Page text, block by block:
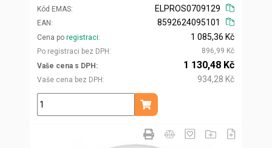
Kód EMAS
EAN
ELPROS0709129
8592624095101
Cena po registraci
Po registraci bez DPH
1 085,36 Kč
896,99 Kč
Vaše cena s DPH
Vaše cena bez DPH
1 130,48 Kč
934,28 Kč
ks
Přidat do košíku